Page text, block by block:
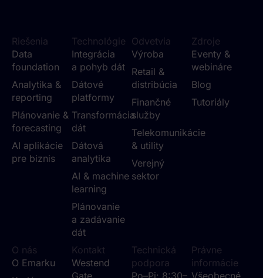
Riešenia
Data
foundation
Analytika &
reporting
Plánovanie &
forecasting
AI aplikácie
pre biznis
Technológie
Integrácia
a pohyb dát
Dátové
platformy
Transformácia
dát
Dátová
analytika
AI & machine
learning
Plánovanie
a zadávanie
dát
Odvetvia
Výroba
Retail &
distribúcia
Finančné
služby
Telekomunikácie
& utility
Verejný
sektor
Zdroje
Eventy &
webináre
Blog
Tutoriály
Kontakt
Westend
Technická
podpora
Právne
informácie
O nás
O Emarku